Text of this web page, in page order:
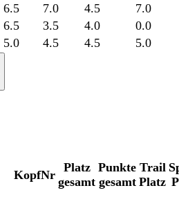
6.5 7.0 4.5
7.0
6.5 3.5 4.0
0.0
5.0 4.5 4.5 5.0
KopfNr
Platz
gesamt
Punkte
gesamt
Trail
Platz